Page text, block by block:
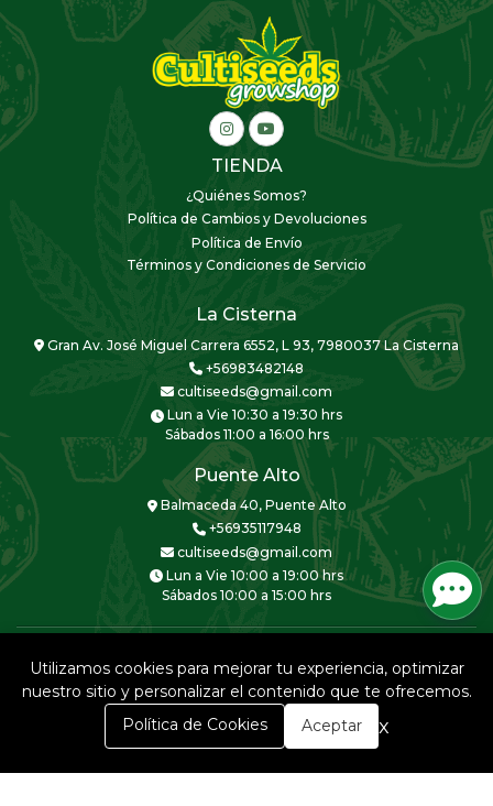
TIENDA
¿Quiénes Somos?
Política de Cambios y Devoluciones
Política de Envío
Términos y Condiciones de Servicio
La Cisterna
Gran Av. José Miguel Carrera 6552, L 93, 7980037 La Cisterna
+56983482148
cultiseeds@gmail.com
Lun a Vie 10:30 a 19:30 hrs
Sábados 11:00 a 16:00 hrs
Puente Alto
Balmaceda 40, Puente Alto
+56935117948
cultiseeds@gmail.com
Lun a Vie 10:00 a 19:00 hrs
Sábados 10:00 a 15:00 hrs
CULTISEEDS © 2026
Creado porBsale
0
Utilizamos cookies para mejorar tu experiencia, optimizar
nuestro sitio y personalizar el contenido que te ofrecemos.
Política de Cookies
Aceptar x